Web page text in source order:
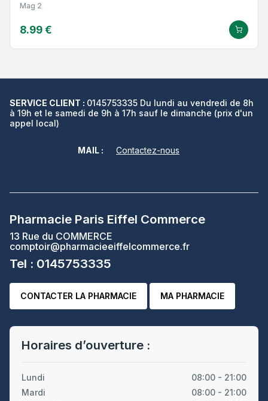
Mag 2
8.99 €
SERVICE CLIENT : 0145753335 Du lundi au vendredi de 8h
à 19h et le samedi de 9h à 17h sauf le dimanche (prix d'un
appel local)
MAIL : Contactez-nous
Pharmacie Paris Eiffel Commerce
13 Rue du COMMERCE
comptoir@pharmacieeiffelcommerce.fr
Tel : 0145753335
CONTACTER LA PHARMACIE MA PHARMACIE
Horaires d’ouverture :
Lundi
08:00 - 21:00
Mardi
08:00 - 21:00